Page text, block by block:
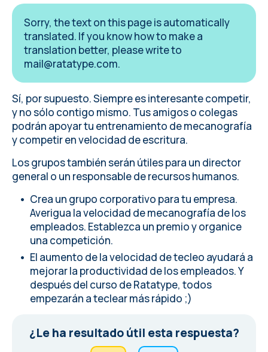
Sorry, the text on this page is automatically
translated. If you know how to make a
translation better, please write to
mail@ratatype.com.
Sí, por supuesto. Siempre es interesante competir,
y no sólo contigo mismo. Tus amigos o colegas
podrán apoyar tu entrenamiento de mecanografía
y competir en velocidad de escritura.
Los grupos también serán útiles para un director
general o un responsable de recursos humanos.
Crea un grupo corporativo para tu empresa.
Averigua la velocidad de mecanografía de los
empleados. Establezca un premio y organice
una competición.
El aumento de la velocidad de tecleo ayudará a
mejorar la productividad de los empleados. Y
después del curso de Ratatype, todos
empezarán a teclear más rápido ;)
¿Le ha resultado útil esta respuesta?